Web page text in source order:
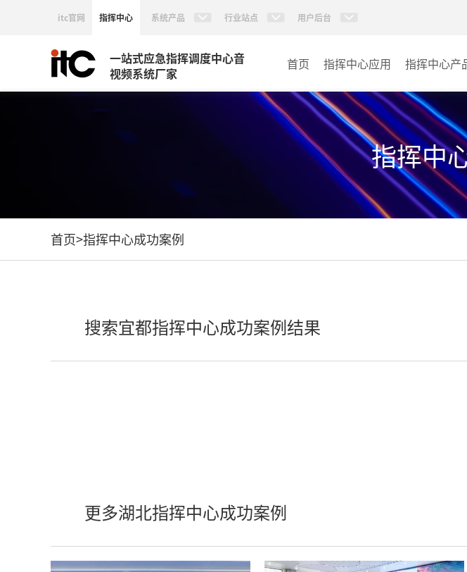
itc官网 指挥中心 系统产品 行业站点 用户后台
一站式应急指挥调度中心音
视频系统厂家
首页 指挥中心应用 指挥中心产
KVM坐席管
AI智慧分布
无感调
AI指挥调
指挥中
首页>指挥中心成功案例
搜索宜都指挥中心成功案例结果
更多湖北指挥中心成功案例